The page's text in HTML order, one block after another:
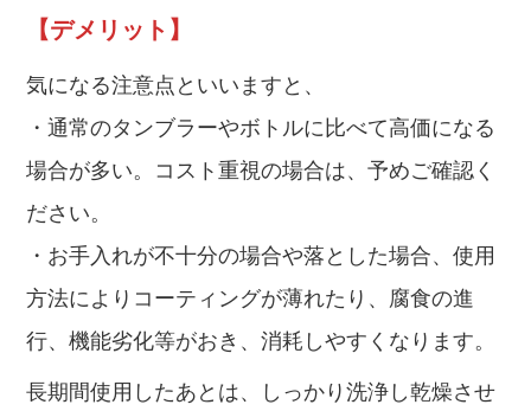
【デメリット】
気になる注意点といいますと、
・通常のタンブラーやボトルに比べて高価になる
場合が多い。コスト重視の場合は、予めご確認く
ださい。
・お手入れが不十分の場合や落とした場合、使用
方法によりコーティングが薄れたり、腐食の進
行、機能劣化等がおき、消耗しやすくなります。
長期間使用したあとは、しっかり洗浄し乾燥させ